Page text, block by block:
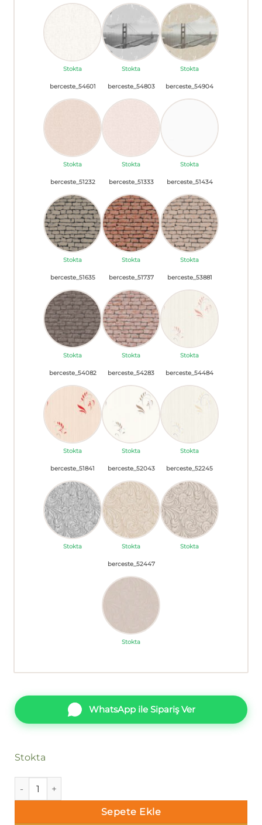
Stokta Stokta Stokta
berceste_54601
Stokta
berceste_54803
Stokta
berceste_54904
Stokta
berceste_51232
Stokta
berceste_51333
Stokta
berceste_51434
Stokta
berceste_51635
Stokta
berceste_51737
Stokta
berceste_53881
Stokta
berceste_54082
Stokta
berceste_54283
Stokta
berceste_54484
Stokta
berceste_51841
Stokta
berceste_52043
Stokta
berceste_52245
Stokta
berceste_52447
Stokta
WhatsApp ile Sipariş Ver
Stokta
Ankawall Berceste-Pop Art 50111 Duvar Kağıdı adet
Sepete Ekle